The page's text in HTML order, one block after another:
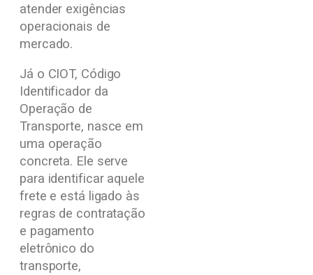
atender exigências
operacionais de
mercado.
Já o CIOT, Código
Identificador da
Operação de
Transporte, nasce em
uma operação
concreta. Ele serve
para identificar aquele
frete e está ligado às
regras de contratação
e pagamento
eletrônico do
transporte,